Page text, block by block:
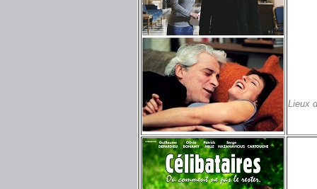
Lieux